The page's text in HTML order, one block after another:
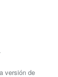
versión de